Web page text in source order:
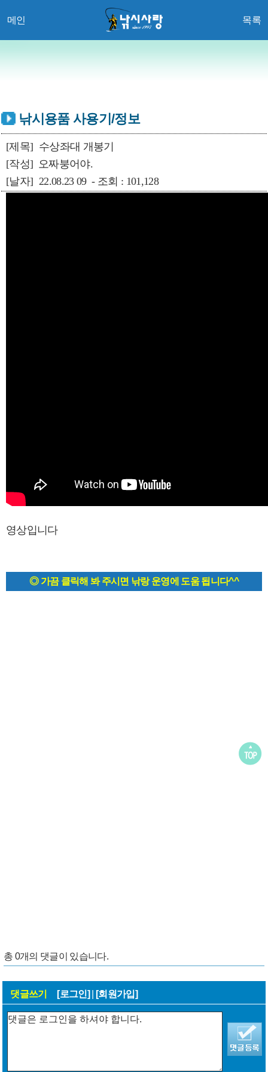
메인 목록
낚시용품 사용기/정보
[제목] 수상좌대 개봉기
[작성] 오짜붕어야.
[날자] 22.08.23 09 - 조회 : 101,128
영상입니다
◎ 가끔 클릭해 봐 주시면 낚랑 운영에 도움 됩니다^^
총 0개의 댓글이 있습니다.
댓글쓰기 [로그인] [회원가입]